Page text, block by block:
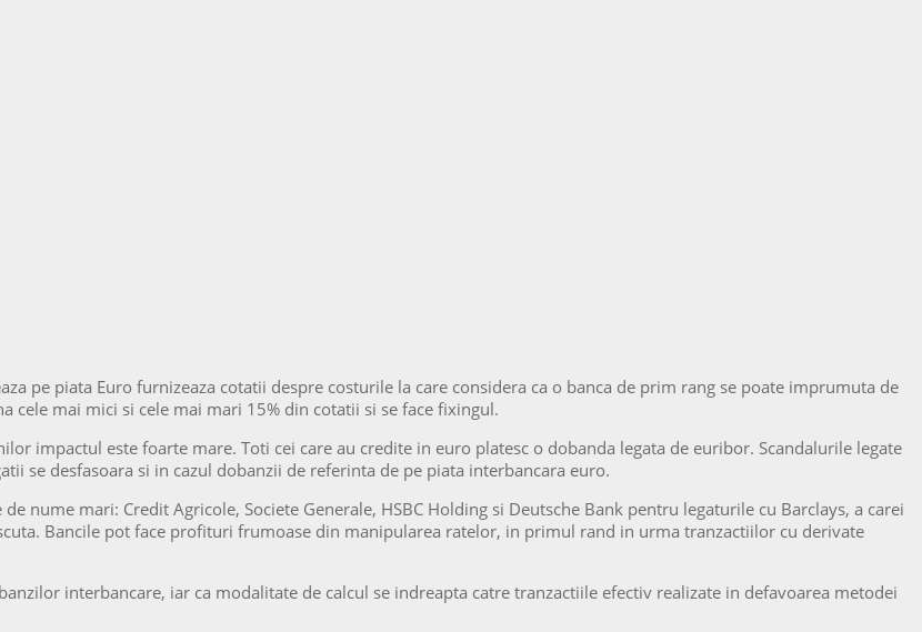
pe piata Euro furnizeaza cotatii despre costurile la care considera ca o banca de prim rang se poate imprumuta de
cele mai mici si cele mai mari 15% din cotatii si se face fixingul.
impactul este foarte mare. Toti cei care au credite in euro platesc o dobanda legata de euribor. Scandalurile legate
se desfasoara si in cazul dobanzii de referinta de pe piata interbancara euro.
nume mari: Credit Agricole, Societe Generale, HSBC Holding si Deutsche Bank pentru legaturile cu Barclays, a carei
Bancile pot face profituri frumoase din manipularea ratelor, in primul rand in urma tranzactiilor cu derivate
interbancare, iar ca modalitate de calcul se indreapta catre tranzactiile efectiv realizate in defavoarea metodei